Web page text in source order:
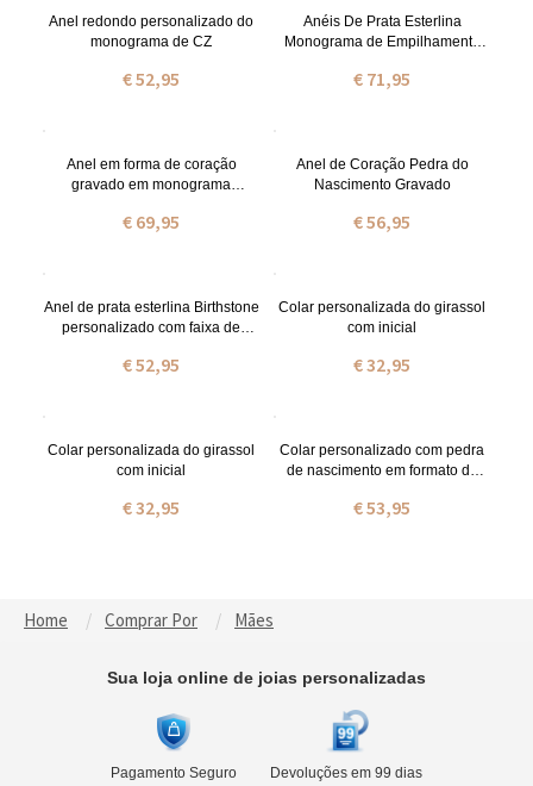
Anel redondo personalizado do
monograma de CZ
€ 52,95
Anéis De Prata Esterlina
Monograma de Empilhamento
€ 71,95
Anel em forma de coração
gravado em monograma
€ 69,95
Anel de Coração Pedra do
Nascimento Gravado
€ 56,95
Anel de prata esterlina Birthstone
personalizado com faixa de
€ 52,95
Colar personalizada do girassol
com inicial
€ 32,95
Colar personalizada do girassol
com inicial
€ 32,95
Colar personalizado com pedra
de nascimento em formato de
€ 53,95
Home Comprar Por Mães
Sua loja online de joias personalizadas
Pagamento Seguro Devoluções em 99 dias